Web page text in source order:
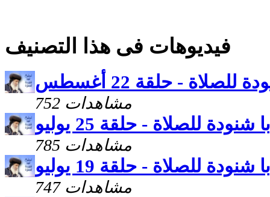
فيديوهات فى هذا التصنيف
للصلاة - حلقة 22 أغسطس
752 مشاهدات
شنودة للصلاة - حلقة 25 يوليو
785 مشاهدات
شنودة للصلاة - حلقة 19 يوليو
747 مشاهدات